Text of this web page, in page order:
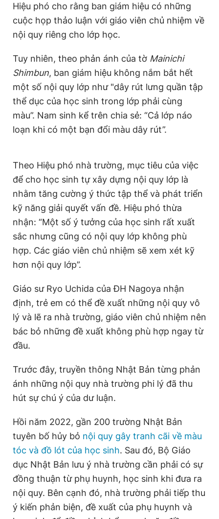
Hiệu phó cho rằng ban giám hiệu có những
cuộc họp thảo luận với giáo viên chủ nhiệm về
nội quy riêng cho lớp học.
Tuy nhiên, theo phản ánh của tờ Mainichi
Shimbun, ban giám hiệu không nắm bắt hết
một số nội quy lớp như "dây rút lưng quần tập
thể dục của học sinh trong lớp phải cùng
màu”. Nam sinh kể trên chia sẻ: “Cả lớp náo
loạn khi có một bạn đổi màu dây rút”.
Theo Hiệu phó nhà trường, mục tiêu của việc
để cho học sinh tự xây dựng nội quy lớp là
nhằm tăng cường ý thức tập thể và phát triển
kỹ năng giải quyết vấn đề. Hiệu phó thừa
nhận: “Một số ý tưởng của học sinh rất xuất
sắc nhưng cũng có nội quy lớp không phù
hợp. Các giáo viên chủ nhiệm sẽ xem xét kỹ
hơn nội quy lớp”.
Giáo sư Ryo Uchida của ĐH Nagoya nhận
định, trẻ em có thể đề xuất những nội quy vô
lý và lẽ ra nhà trường, giáo viên chủ nhiệm nên
bác bỏ những đề xuất không phù hợp ngay từ
đầu.
Trước đây, truyền thông Nhật Bản từng phản
ánh những nội quy nhà trường phi lý đã thu
hút sự chú ý của dư luận.
Hồi năm 2022, gần 200 trường Nhật Bản
tuyên bố hủy bỏ nội quy gây tranh cãi về màu
tóc và đồ lót của học sinh. Sau đó, Bộ Giáo
dục Nhật Bản lưu ý nhà trường cần phải có sự
đồng thuận từ phụ huynh, học sinh khi đưa ra
nội quy. Bên cạnh đó, nhà trường phải tiếp thu
ý kiến phản biện, đề xuất của phụ huynh và